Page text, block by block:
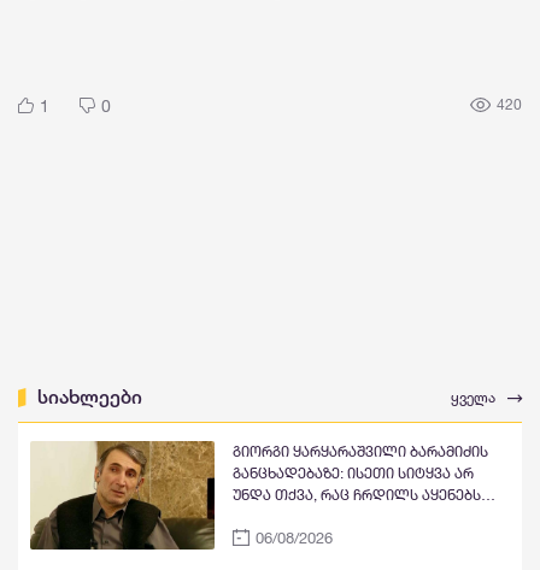
1 0 420
სიახლეები ყველა
გიორგი ყარყარაშვილი ბარამიძის
განცხადებაზე: ისეთი სიტყვა არ
უნდა თქვა, რაც ჩრდილს აყენებს
მებრძოლებს და ქართველ ხალხს
06/08/2026